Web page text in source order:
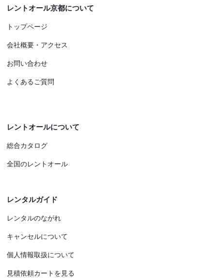
レントオール京都について
トップページ
会社概要・アクセス
お問い合わせ
よくあるご質問
レントオールについて
総合カタログ
全国のレントオール
レンタルガイド
レンタルのながれ
キャンセルについて
個人情報取扱について
見積依頼カートを見る